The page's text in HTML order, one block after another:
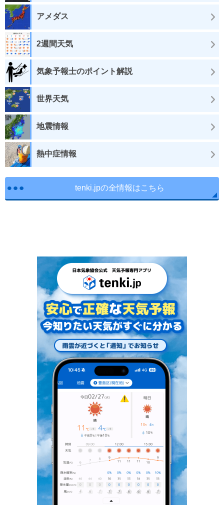
アメダス
2週間天気
気象予報士のポイント解説
世界天気
地震情報
熱中症情報
tenki.jpの全情報はこちら